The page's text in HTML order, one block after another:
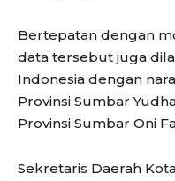
Bertepatan dengan
data tersebut juga
Indonesia dengan
Provinsi Sumbar
Provinsi Sumbar Oni
Sekretaris Daerah